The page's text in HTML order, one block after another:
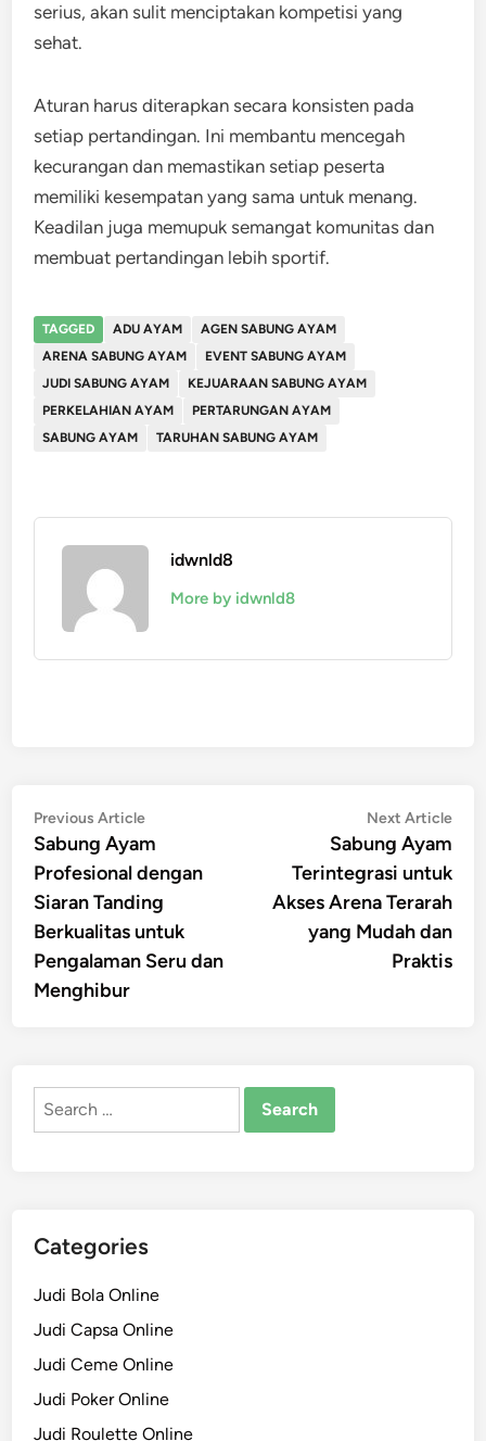
serius, akan sulit menciptakan kompetisi yang
sehat.
Aturan harus diterapkan secara konsisten pada
setiap pertandingan. Ini membantu mencegah
kecurangan dan memastikan setiap peserta
memiliki kesempatan yang sama untuk menang.
Keadilan juga memupuk semangat komunitas dan
membuat pertandingan lebih sportif.
TAGGED ADU AYAM
AGEN SABUNG AYAM
ARENA SABUNG AYAM
EVENT SABUNG AYAM
JUDI SABUNG AYAM
KEJUARAAN SABUNG AYAM
PERKELAHIAN AYAM
PERTARUNGAN AYAM
SABUNG AYAM
TARUHAN SABUNG AYAM
idwnld8
More by idwnld8
Post
navigation
Previous ArticlePrevious
article:
Sabung Ayam
Profesional dengan
Siaran Tanding
Berkualitas untuk
Pengalaman Seru dan
Menghibur
Next Article
Sabung Ayam
Terintegrasi untuk
Akses Arena Terarah
yang Mudah dan
Praktis
Search
Categories
Judi Bola Online
Judi Capsa Online
Judi Ceme Online
Judi Poker Online
Judi Roulette Online